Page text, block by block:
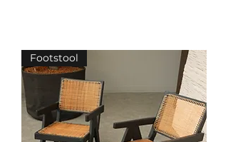
Footstool